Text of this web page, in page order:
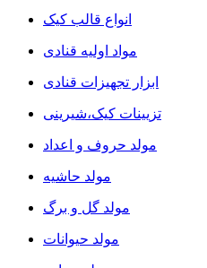
انواع قالب کیک
مواد اولیه قنادی
ابزار تجهیزات قنادی
تزیینات کیک،شیرینی
مولد حروف و اعداد
مولد حاشیه
مولد گل و برگ
مولد حیوانات